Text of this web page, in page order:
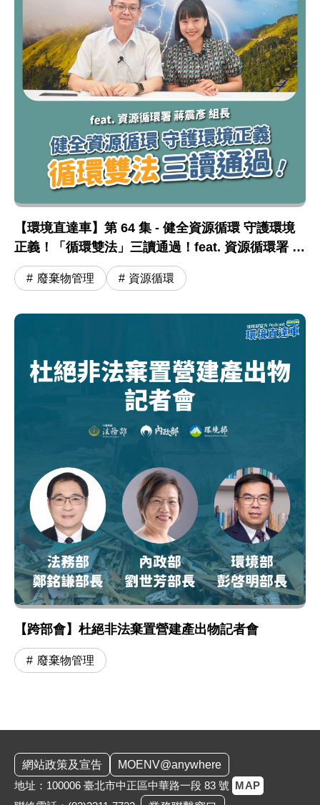
【環境直達車】第 64 集 - 健全資源循環 守護環境
正義！「循環雙法」三讀通過！feat. 資源循環署 蔣
震彥組長
廢棄物管理 資源循環
【跨部會】杜絕非法棄置營建產出物記者會
廢棄物管理
網站政策及宣告
MOENV@anywhere
地址：100006 臺北市中正區中華路一段 83 號 MAP